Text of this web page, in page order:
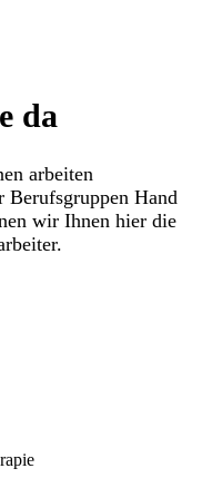
da
arbeiten
Hand
wir Ihnen hier die